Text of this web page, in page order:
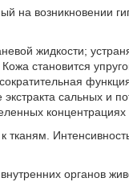
на возникновении
жидкости;
становится
сальных и
концентрациях
тканям.
органов